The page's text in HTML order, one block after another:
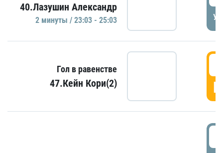
40.Лазушин Александр
2 минуты / 23:03 - 25:03
Гол в равенстве
47.Кейн Кори(2)